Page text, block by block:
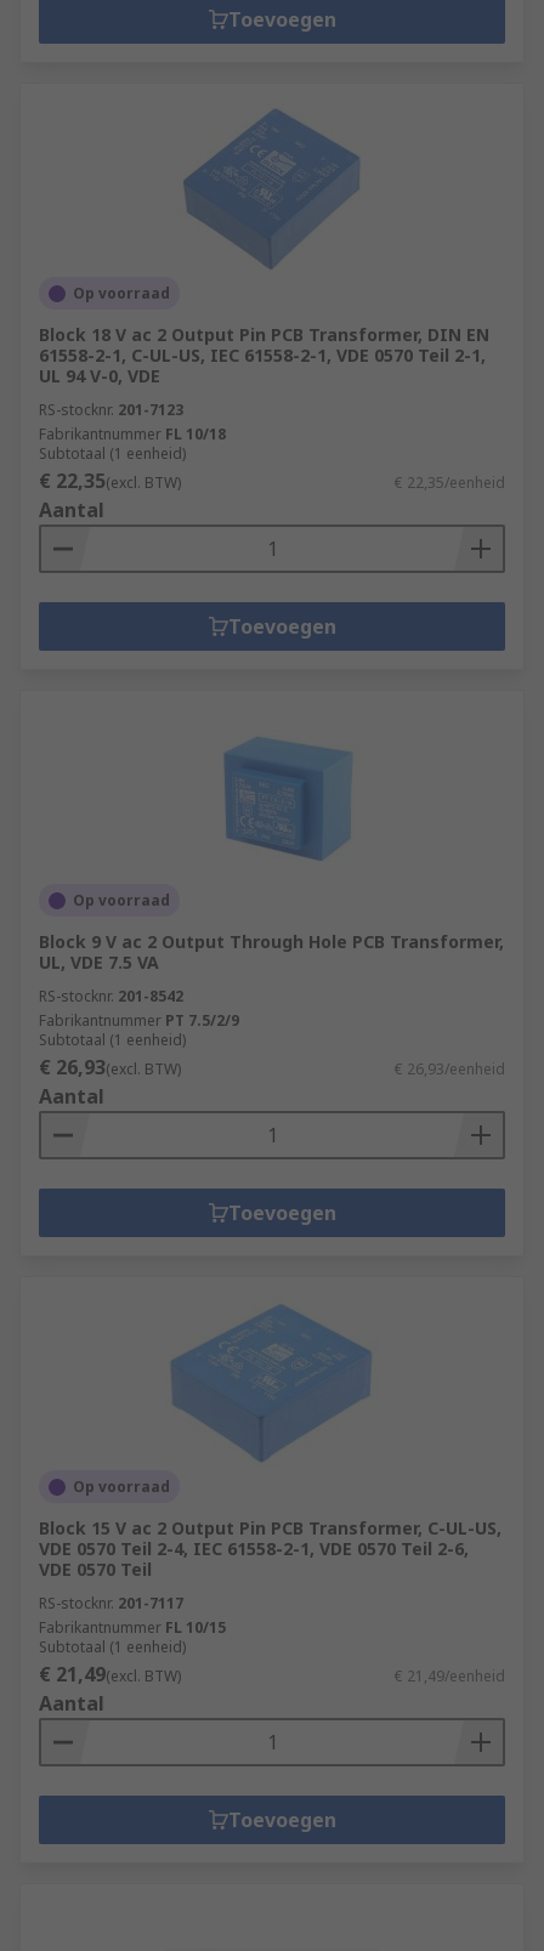
Toevoegen
Op voorraad
Block 18 V ac 2 Output Pin PCB Transformer, DIN EN
61558-2-1, C-UL-US, IEC 61558-2-1, VDE 0570 Teil 2-1,
UL 94 V-0, VDE
RS-stocknr. 201-7123
Fabrikantnummer FL 10/18
Subtotaal (1 eenheid)
€ 22,35(excl. BTW) € 22,35/eenheid
Aantal
Toevoegen
Op voorraad
Block 9 V ac 2 Output Through Hole PCB Transformer,
UL, VDE 7.5 VA
RS-stocknr. 201-8542
Fabrikantnummer PT 7.5/2/9
Subtotaal (1 eenheid)
€ 26,93(excl. BTW) € 26,93/eenheid
Aantal
Toevoegen
Op voorraad
Block 15 V ac 2 Output Pin PCB Transformer, C-UL-US,
VDE 0570 Teil 2-4, IEC 61558-2-1, VDE 0570 Teil 2-6,
VDE 0570 Teil
RS-stocknr. 201-7117
Fabrikantnummer FL 10/15
Subtotaal (1 eenheid)
€ 21,49(excl. BTW) € 21,49/eenheid
Aantal
Toevoegen